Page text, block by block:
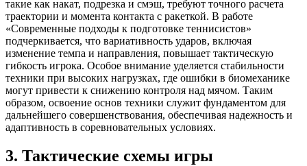
такие как накат, подрезка и смэш, требуют точного расчета
траектории и момента контакта с ракеткой. В работе
«Современные подходы к подготовке теннисистов»
подчеркивается, что вариативность ударов, включая
изменение темпа и направления, повышает тактическую
гибкость игрока. Особое внимание уделяется стабильности
техники при высоких нагрузках, где ошибки в биомеханике
могут привести к снижению контроля над мячом. Таким
образом, освоение основ техники служит фундаментом для
дальнейшего совершенствования, обеспечивая надежность и
адаптивность в соревновательных условиях.
3. Тактические схемы игры